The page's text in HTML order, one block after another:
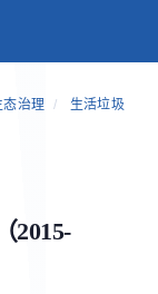
态治理 /
生活垃圾
2015-